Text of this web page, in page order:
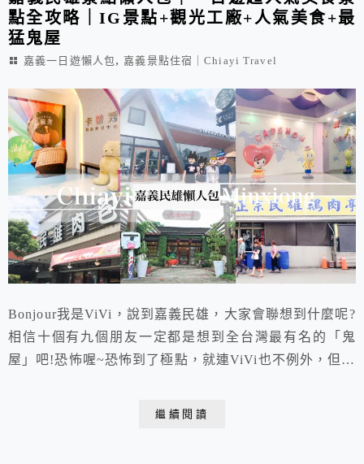
點全攻略｜IG景點+觀光工廠+人氣美食+最
猛鬼屋
嘉義一日遊懶人包 , 嘉義景點住宿｜Chiayi Travel
Bonjour我是ViVi，說到嘉義民雄，大家會聯想到什麼呢?
相信十個有九個朋友一定都是想到全台灣最有名的「鬼
屋」吧!恐怖喔~恐怖到了極點，就連ViVi也不例外，但是
繼續閱讀